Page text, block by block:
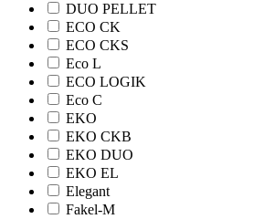
DUO PELLET
ECO CK
ECO CKS
Eco L
ECO LOGIK
Eco С
EKO
EKO CKB
EKO DUO
EKO EL
Elegant
Fakel-M